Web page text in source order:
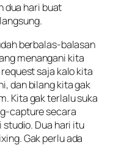
dua hari buat
berbalas-balasan
menangani kita
saja kalo kita
dan bilang kita gak
Kita gak terlalu suka
capturesecara
studio. Dua hari itu
Gak perlu ada